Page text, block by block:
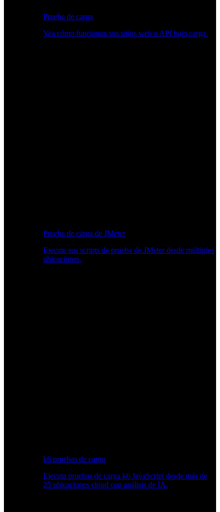
Prueba de carga
Vea cómo funcionan sus sitios web o API bajo carga.
Prueba de carga de JMeter
Ejecute sus scripts de prueba de JMeter desde múltiples
ubicaciones.
k6 pruebas de carga
Ejecuta pruebas de carga k6 JavaScript desde más de
25 ubicaciones cloud con análisis de IA.